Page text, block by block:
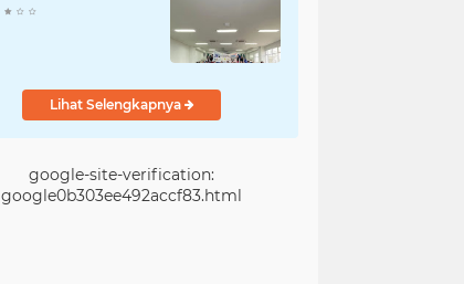
Lihat Selengkapnya
google-site-verification:
google0b303ee492accf83.html